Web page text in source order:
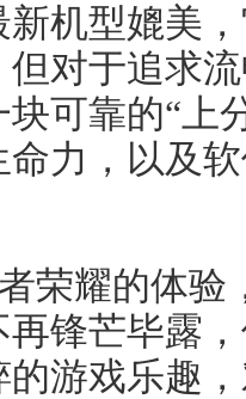
新机型媲美
对于追求
可靠的“上
力，以及
荣耀的体验
锋芒毕露
游戏乐趣